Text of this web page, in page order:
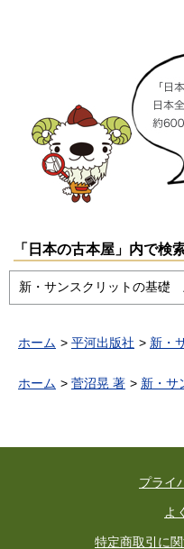
「日本の古本屋」内で検
ホーム 平河出版社 新・
ホーム 菅沼晃 著 新・
プライ
よ
特定商取引に